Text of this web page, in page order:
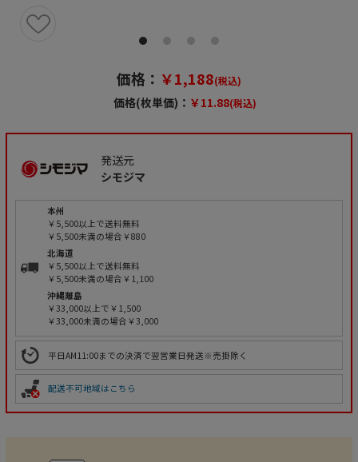
価格： ￥1,188(税込)
価格(枚単価)： ￥11.88(税込)
発送元
シモジマ
本州
￥5,500以上で送料無料
￥5,500未満の場合￥880
北海道
￥5,500以上で送料無料
￥5,500未満の場合￥1,100
沖縄離島
￥33,000以上で￥1,500
￥33,000未満の場合￥3,000
平日AM11:00までの決済で翌営業日発送※売掛除く
配送不可地域はこちら